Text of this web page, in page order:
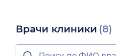
Врачи клиники (8)